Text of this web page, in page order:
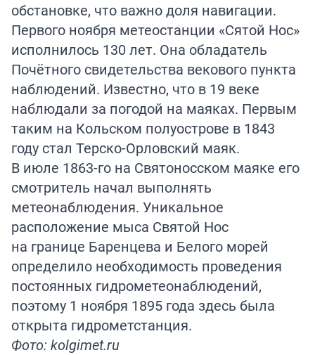
обстановке, что важно доля навигации.
Первого ноября метеостанции «Сятой Нос»
исполнилось 130 лет. Она обладатель
Почётного свидетельства векового пункта
наблюдений. Известно, что в 19 веке
наблюдали за погодой на маяках. Первым
таким на Кольском полуострове в 1843
году стал Терско-Орловский маяк.
В июле 1863-го на Святоносском маяке его
смотритель начал выполнять
метеонаблюдения. Уникальное
расположение мыса Святой Нос
на границе Баренцева и Белого морей
определило необходимость проведения
постоянных гидрометеонаблюдений,
поэтому 1 ноября 1895 года здесь была
открыта гидрометстанция.
Фото: kolgimet.ru